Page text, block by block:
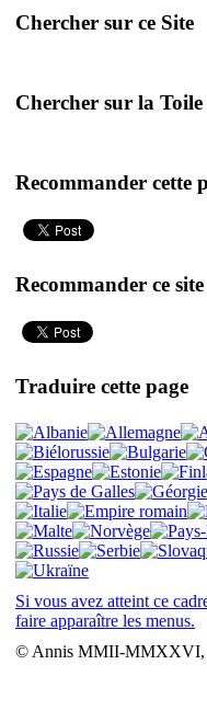
Chercher sur ce Site
Chercher sur la Toile
Recommander cette
Recommander ce site
Traduire cette page
Si vous avez atteint ce
faire apparaître les menus.
© Annis MMII-MMXXVI,